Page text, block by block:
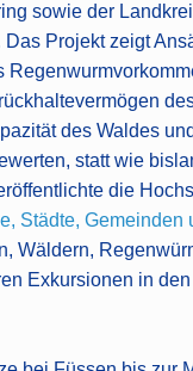
sowie der
Projekt zeigt
des Waldes
statt wie
die
Städte, Gemeinden
Wäldern,
Exkursionen in